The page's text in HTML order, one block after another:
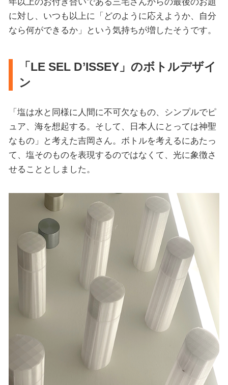
に対し、いつも以上に「どのように応えようか、自分
なら何ができるか」という気持ちが増したそうです。
「LE SEL D’ISSEY」のボトルデザイ
ン
「塩は水と同様に人間に不可欠なもの、シンプルでピ
ュア、海を想起する。そして、日本人にとっては神聖
なもの」と考えた吉岡さん。ボトルを考えるにあたっ
て、塩そのものを表現するのではなくて、光に象徴さ
せることとしました。